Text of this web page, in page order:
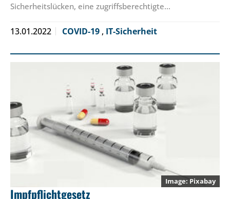
Sicherheitslücken, eine zugriffsberechtigte…
13.01.2022 COVID-19 , IT-Sicherheit
Pixabay
Impfpflichtgesetz